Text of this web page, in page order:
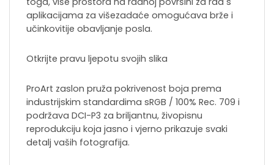
aplikacijama za višezadaće omogućava brže i
učinkovitije obavljanje posla.
Otkrijte pravu ljepotu svojih slika
ProArt zaslon pruža pokrivenost boja prema
industrijskim standardima sRGB / 100% Rec. 709 i
podržava DCI-P3 za briljantnu, živopisnu
reprodukciju koja jasno i vjerno prikazuje svaki
detalj vaših fotografija.